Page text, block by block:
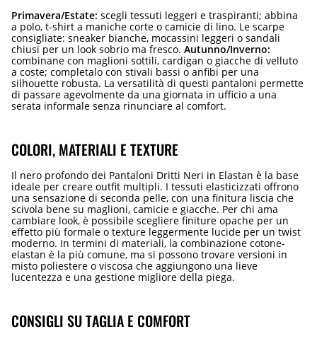
Primavera/Estate: scegli tessuti leggeri e traspiranti; abbina
a polo, t-shirt a maniche corte o camicie di lino. Le scarpe
consigliate: sneaker bianche, mocassini leggeri o sandali
chiusi per un look sobrio ma fresco. Autunno/Inverno:
combinane con maglioni sottili, cardigan o giacche di velluto
a coste; completalo con stivali bassi o anfibi per una
silhouette robusta. La versatilità di questi pantaloni permette
di passare agevolmente da una giornata in ufficio a una
serata informale senza rinunciare al comfort.
COLORI, MATERIALI E TEXTURE
Il nero profondo dei Pantaloni Dritti Neri in Elastan è la base
ideale per creare outfit multipli. I tessuti elasticizzati offrono
una sensazione di seconda pelle, con una finitura liscia che
scivola bene su maglioni, camicie e giacche. Per chi ama
cambiare look, è possibile scegliere finiture opache per un
effetto più formale o texture leggermente lucide per un twist
moderno. In termini di materiali, la combinazione cotone-
elastan è la più comune, ma si possono trovare versioni in
misto poliestere o viscosa che aggiungono una lieve
lucentezza e una gestione migliore della piega.
CONSIGLI SU TAGLIA E COMFORT